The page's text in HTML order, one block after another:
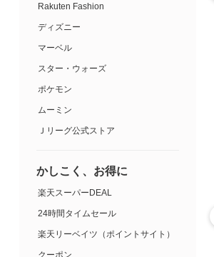
Rakuten Fashion
ディズニー
マーベル
スター・ウォーズ
ポケモン
ムーミン
Ｊリーグ公式ストア
かしこく、お得に
楽天スーパーDEAL
24時間タイムセール
楽天リーベイツ（ポイントサイト）